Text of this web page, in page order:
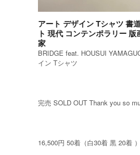
アート デザイン Tシャツ 書
ト 現代 コンテンポラリー
家
BRIDGE feat. HOUSUI
イン Tシャツ
完売 SOLD OUT Thank you so
16,500円 50着（白30着 黒 20着